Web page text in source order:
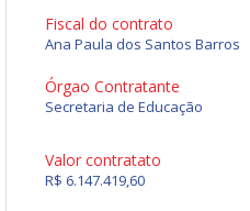
Fiscal do contrato
Ana Paula dos Santos Barros
Órgao Contratante
Secretaria de Educação
Valor contratato
R$ 6.147.419,60